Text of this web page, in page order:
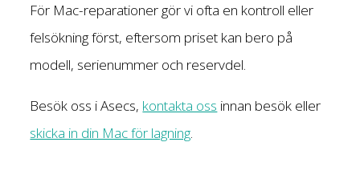
För Mac-reparationer gör vi ofta en kontroll eller
felsökning först, eftersom priset kan bero på
modell, serienummer och reservdel.
Besök oss i Asecs, kontakta oss innan besök eller
skicka in din Mac för lagning.